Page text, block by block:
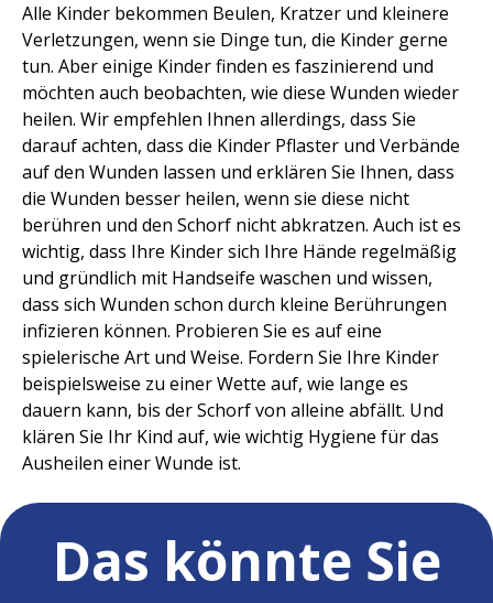
Alle Kinder bekommen Beulen, Kratzer und kleinere
Verletzungen, wenn sie Dinge tun, die Kinder gerne
tun. Aber einige Kinder finden es faszinierend und
möchten auch beobachten, wie diese Wunden wieder
heilen. Wir empfehlen Ihnen allerdings, dass Sie
darauf achten, dass die Kinder Pflaster und Verbände
auf den Wunden lassen und erklären Sie Ihnen, dass
die Wunden besser heilen, wenn sie diese nicht
berühren und den Schorf nicht abkratzen. Auch ist es
wichtig, dass Ihre Kinder sich Ihre Hände regelmäßig
und gründlich mit Handseife waschen und wissen,
dass sich Wunden schon durch kleine Berührungen
infizieren können. Probieren Sie es auf eine
spielerische Art und Weise. Fordern Sie Ihre Kinder
beispielsweise zu einer Wette auf, wie lange es
dauern kann, bis der Schorf von alleine abfällt. Und
klären Sie Ihr Kind auf, wie wichtig Hygiene für das
Ausheilen einer Wunde ist.
Das könnte Sie